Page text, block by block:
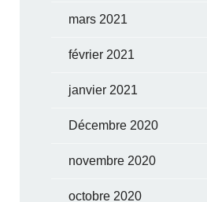
mars 2021
février 2021
janvier 2021
Décembre 2020
novembre 2020
octobre 2020